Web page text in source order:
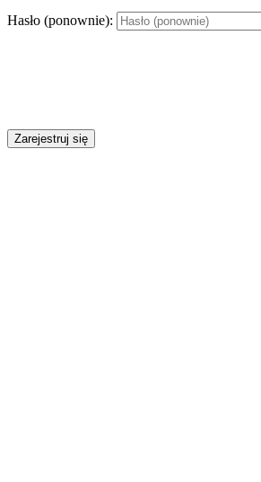
Hasło (ponownie):
Zarejestruj się